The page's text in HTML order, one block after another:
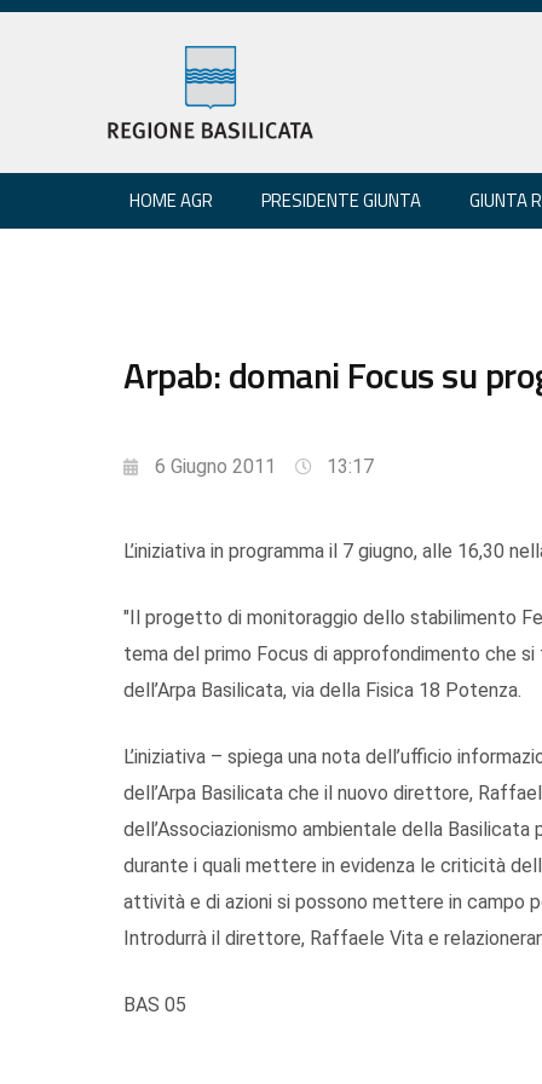
HOME AGR PRESIDENTE GIUNTA GIUNTA
Arpab: domani Focus su
6 Giugno 2011 13:17
L’iniziativa in programma il 7 giugno, alle 16,30
"Il progetto di monitoraggio dello stabilimento
tema del primo Focus di approfondimento che
dell’Arpa Basilicata, via della Fisica 18 Potenza.
L’iniziativa – spiega una nota dell’ufficio
dell’Arpa Basilicata che il nuovo direttore,
dell’Associazionismo ambientale della
durante i quali mettere in evidenza le criticità
attività e di azioni si possono mettere in campo
Introdurrà il direttore, Raffaele Vita e
BAS 05